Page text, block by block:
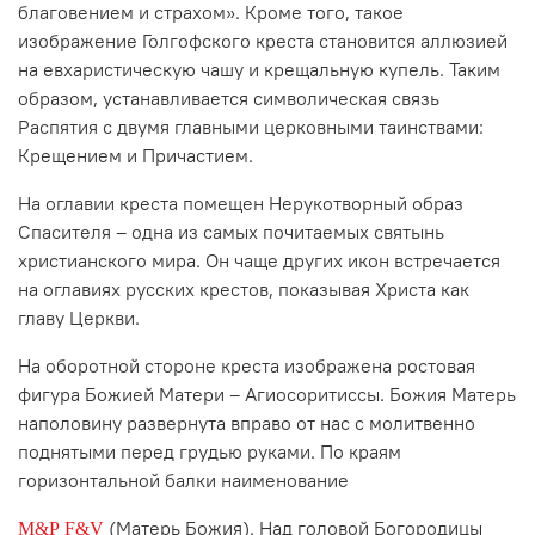
благовением и страхом». Кроме того, такое
изображение Голгофского креста становится аллюзией
на евхаристическую чашу и крещальную купель. Таким
образом, устанавливается символическая связь
Распятия с двумя главными церковными таинствами:
Крещением и Причастием.
На оглавии креста помещен Нерукотворный образ
Спасителя – одна из самых почитаемых святынь
христианского мира. Он чаще других икон встречается
на оглавиях русских крестов, показывая Христа как
главу Церкви.
На оборотной стороне креста изображена ростовая
фигура Божией Матери – Агиосоритиссы. Божия Матерь
наполовину развернута вправо от нас с молитвенно
поднятыми перед грудью руками. По краям
горизонтальной балки наименование
М&Р F&V (Матерь Божия). Над головой Богородицы